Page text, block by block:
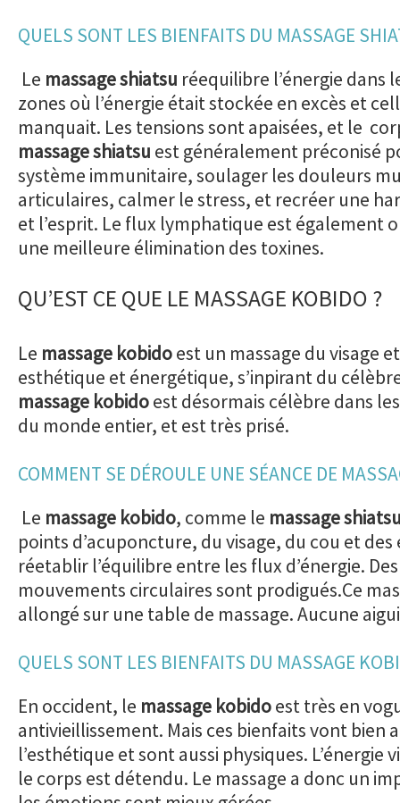
QUELS SONT LES BIENFAITS DU MASSAGE
Le massage shiatsu réequilibre l’énergie dans
zones où l’énergie était stockée en excès et
manquait. Les tensions sont apaisées, et le
massage shiatsu est généralement préconisé
système immunitaire, soulager les douleurs
articulaires, calmer le stress, et recréer une
et l’esprit. Le flux lymphatique est également
une meilleure élimination des toxines.
QU’EST CE QUE LE MASSAGE KOBIDO ?
Le massage kobidoest un massage du visage
esthétique et énergétique, s’inpirant du
massage kobidoest désormais célèbre dans
du monde entier, et est très prisé.
COMMENT SE DÉROULE UNE SÉANCE DE
Le massage kobido, comme le massage
points d’acuponcture, du visage, du cou et
réetablir l’équilibre entre les flux d’énergie.
mouvements circulaires sont prodigués.Ce
allongé sur une table de massage. Aucune
QUELS SONT LES BIENFAITS DU MASSAGE
En occident, le massage kobidoest très en
antivieillissement. Mais ces bienfaits vont bien
l’esthétique et sont aussi physiques.
le corps est détendu. Le massage a donc un